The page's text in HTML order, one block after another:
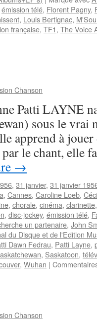
émission télé, Florent Pagny,
, Louis Bertignac,
française, TF1, The Voice
Chanson
Patti LAYNE
sous le vrai
apprend à
le chant, elle
→
, 31 janvier, 31 janvier
, Cannes, Caroline Loeb,
, chorale, cinéma, clarinette
, disc-jockey, émission télé,
un partenaire, John
du Disque et de l'Edition
Dawn Fedrau, Patti Layne,
, Saskatoon,
, Wuhan |
Chanson